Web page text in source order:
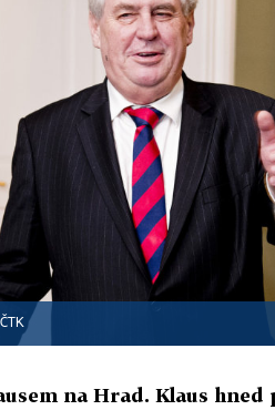
ČTK
na Hrad. Klaus hned